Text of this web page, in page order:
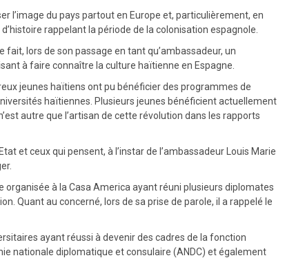
l’image du pays partout en Europe et, particulièrement, en
rappelant la période de la colonisation espagnole.
lors de son passage en tant qu’ambassadeur, un
à faire connaître la culture haïtienne en Espagne.
jeunes haïtiens ont pu bénéficier des programmes de
haïtiennes. Plusieurs jeunes bénéficient actuellement
autre que l’artisan de cette révolution dans les rapports
et ceux qui pensent, à l’instar de l’ambassadeur Louis Marie
organisée à la Casa America ayant réuni plusieurs diplomates
Quant au concerné, lors de sa prise de parole, il a rappelé le
ayant réussi à devenir des cadres de la fonction
nationale diplomatique et consulaire (ANDC) et également